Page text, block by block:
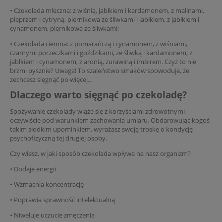
• Czekolada mleczna: z wiśnią, jabłkiem i kardamonem, z malinami,
pieprzem i cytryną, piernikowa ze śliwkami i jabłkiem, z jabłkiem i
cynamonem, piernikowa ze śliwkami;
• Czekolada ciemna: z pomarańczą i cynamonem, z wiśniami,
czarnymi porzeczkami i goździkami, ze śliwką i kardamonem, z
jabłkiem i cynamonem, z aronią, żurawiną i imbirem. Czyż to nie
brzmi pysznie? Uwaga! To szaleństwo smaków spowoduje, że
zechcesz sięgnąć po więcej…
Dlaczego warto sięgnąć po czekoladę?
Spożywanie czekolady wiąże się z korzyściami zdrowotnymi –
oczywiście pod warunkiem zachowania umiaru. Obdarowując kogoś
takim słodkim upominkiem, wyrażasz swoją troskę o kondycję
psychofizyczną tej drugiej osoby.
Czy wiesz, w jaki sposób czekolada wpływa na nasz organizm?
• Dodaje energii
• Wzmacnia koncentrację
• Poprawia sprawność intelektualną
• Niweluje uczucie zmęczenia